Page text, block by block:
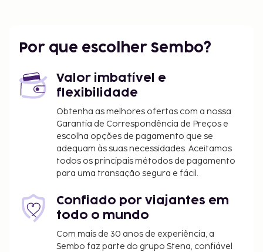
Hewanorra) - 67,9 km/42,2 mi
tire partido das várias comodidades e serviços ao
seu dispor, incluindo churrasqueiras.
As crianças não pagam quando dormem no
quarto dos pais ou tutor, utilizando a(s) cama(s)
existentes.
Disponibilização de opções de pagamento sem
numerário em todas as transações.
Por que escolher Sembo?
Valor imbatível e
flexibilidade
Obtenha as melhores ofertas com a nossa
Garantia de Correspondência de Preços e
escolha opções de pagamento que se
adequam às suas necessidades. Aceitamos
todos os principais métodos de pagamento
para uma transação segura e fácil.
Confiado por viajantes em
todo o mundo
Com mais de 30 anos de experiência, a
Sembo faz parte do grupo Stena, confiável